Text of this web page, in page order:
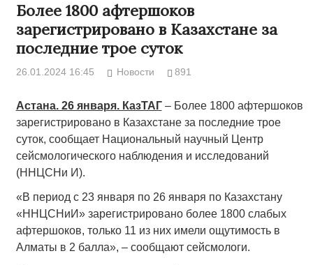
Более 1800 афтершоков
зарегистрировано в Казахстане за
последние трое суток
26.01.2024 16:45 Новости 891
Астана. 26 января. КазТАГ– Более 1800 афтершоков
зарегистрировано в Казахстане за последние трое
суток, сообщает Национальный научный Центр
сейсмологического наблюдения и исследований
(ННЦСНи И).
«В период с 23 января по 26 января по Казахстану
«ННЦСНиИ» зарегистрировано более 1800 слабых
афтершоков, только 11 из них имели ощутимость в
Алматы в 2 балла», – сообщают сейсмологи.